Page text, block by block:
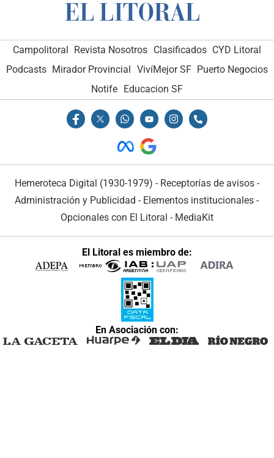
Campolitoral Revista Nosotros Clasificados CYD Litoral
Podcasts Mirador Provincial VivíMejor SF Puerto Negocios
Notife
Educacion SF
Hemeroteca Digital (1930-1979) - Receptorías de avisos -
Administración y Publicidad - Elementos institucionales -
Opcionales con El Litoral - MediaKit
El Litoral es miembro de:
En Asociación con: